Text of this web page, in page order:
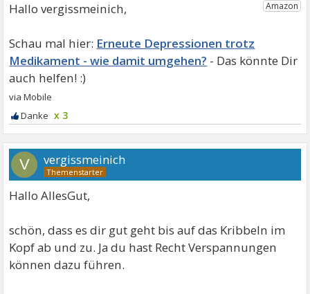
Hallo vergissmeinich,
Erneute Depressionen trotz
Medikament - wie damit umgehen?
x 3
V vergissmeinich
Hallo AllesGut,
schön, dass es dir gut geht bis auf das Kribbeln im
Kopf ab und zu. Ja du hast Recht Verspannungen
können dazu führen.